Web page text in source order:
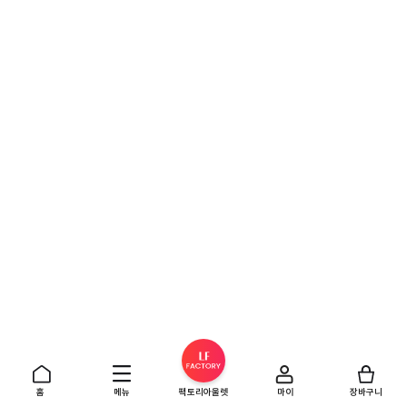
홈 메뉴 팩토리아울렛 마이 장바구니